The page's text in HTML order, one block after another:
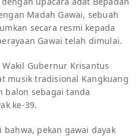
Madah Gawai, sebuah
secara resmi kepada
Gawai telah dimulai.
Gubernur Krisantus
musik tradisional Kangkuang
balon sebagai tanda
ke-39.
pekan gawai dayak